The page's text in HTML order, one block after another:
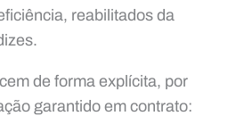
reabilitados da
de forma explícita, por
garantido em contrato: